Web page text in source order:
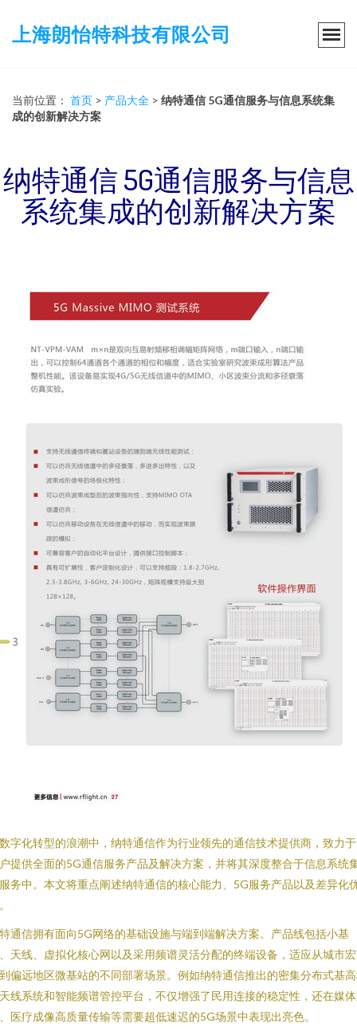
上海朗怡特科技有限公司
当前位置： 首页 > 产品大全 > 纳特通信 5G通信服务与信息系统集
成的创新解决方案
纳特通信 5G通信服务与信息
系统集成的创新解决方案
字化转型的浪潮中，纳特通信作为行业领先的通信技术提供商，致力
提供全面的5G通信服务产品及解决方案，并将其深度整合于信息系统
务中。本文将重点阐述纳特通信的核心能力、5G服务产品以及差异化
通信拥有面向5G网络的基础设施与端到端解决方案。产品线包括小基
天线、虚拟化核心网以及采用频谱灵活分配的终端设备，适应从城市
偏远地区微基站的不同部署场景。例如纳特通信推出的密集分布式基
线系统和智能频谱管控平台，不仅增强了民用连接的稳定性，还在媒
医疗成像高质量传输等需要超低速迟的5G场景中表现出亮色。